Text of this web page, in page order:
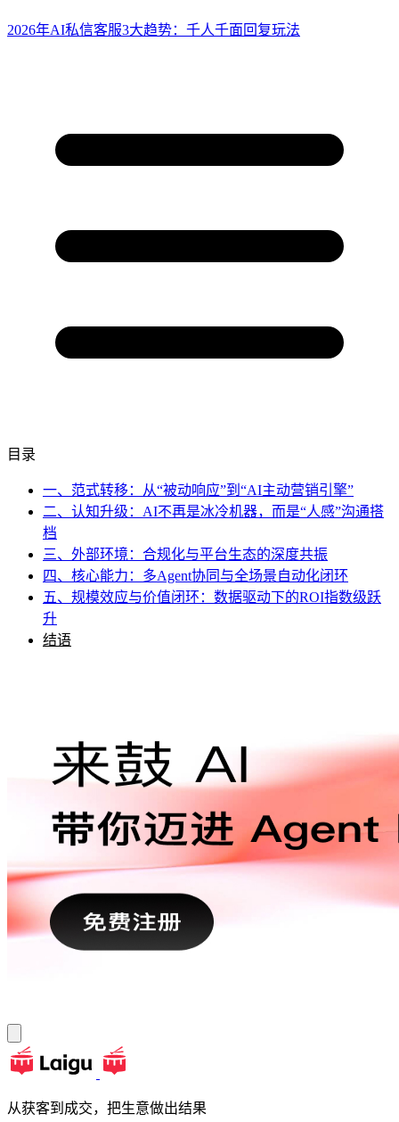
2026年AI私信客服3大趋势：千人千面回复玩法
目录
一、范式转移：从“被动响应”到“AI主动营销引擎”
二、认知升级：AI不再是冰冷机器，而是“人感”沟通搭
档
三、外部环境：合规化与平台生态的深度共振
四、核心能力：多Agent协同与全场景自动化闭环
五、规模效应与价值闭环：数据驱动下的ROI指数级跃
升
结语
从获客到成交，把生意做出结果